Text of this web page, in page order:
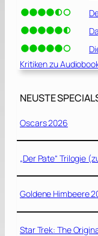
Kritiken zu
NEUSTE
Oscars 2026
„Der Pate“ Trilogie
Goldene Himbeere
Star Trek: The